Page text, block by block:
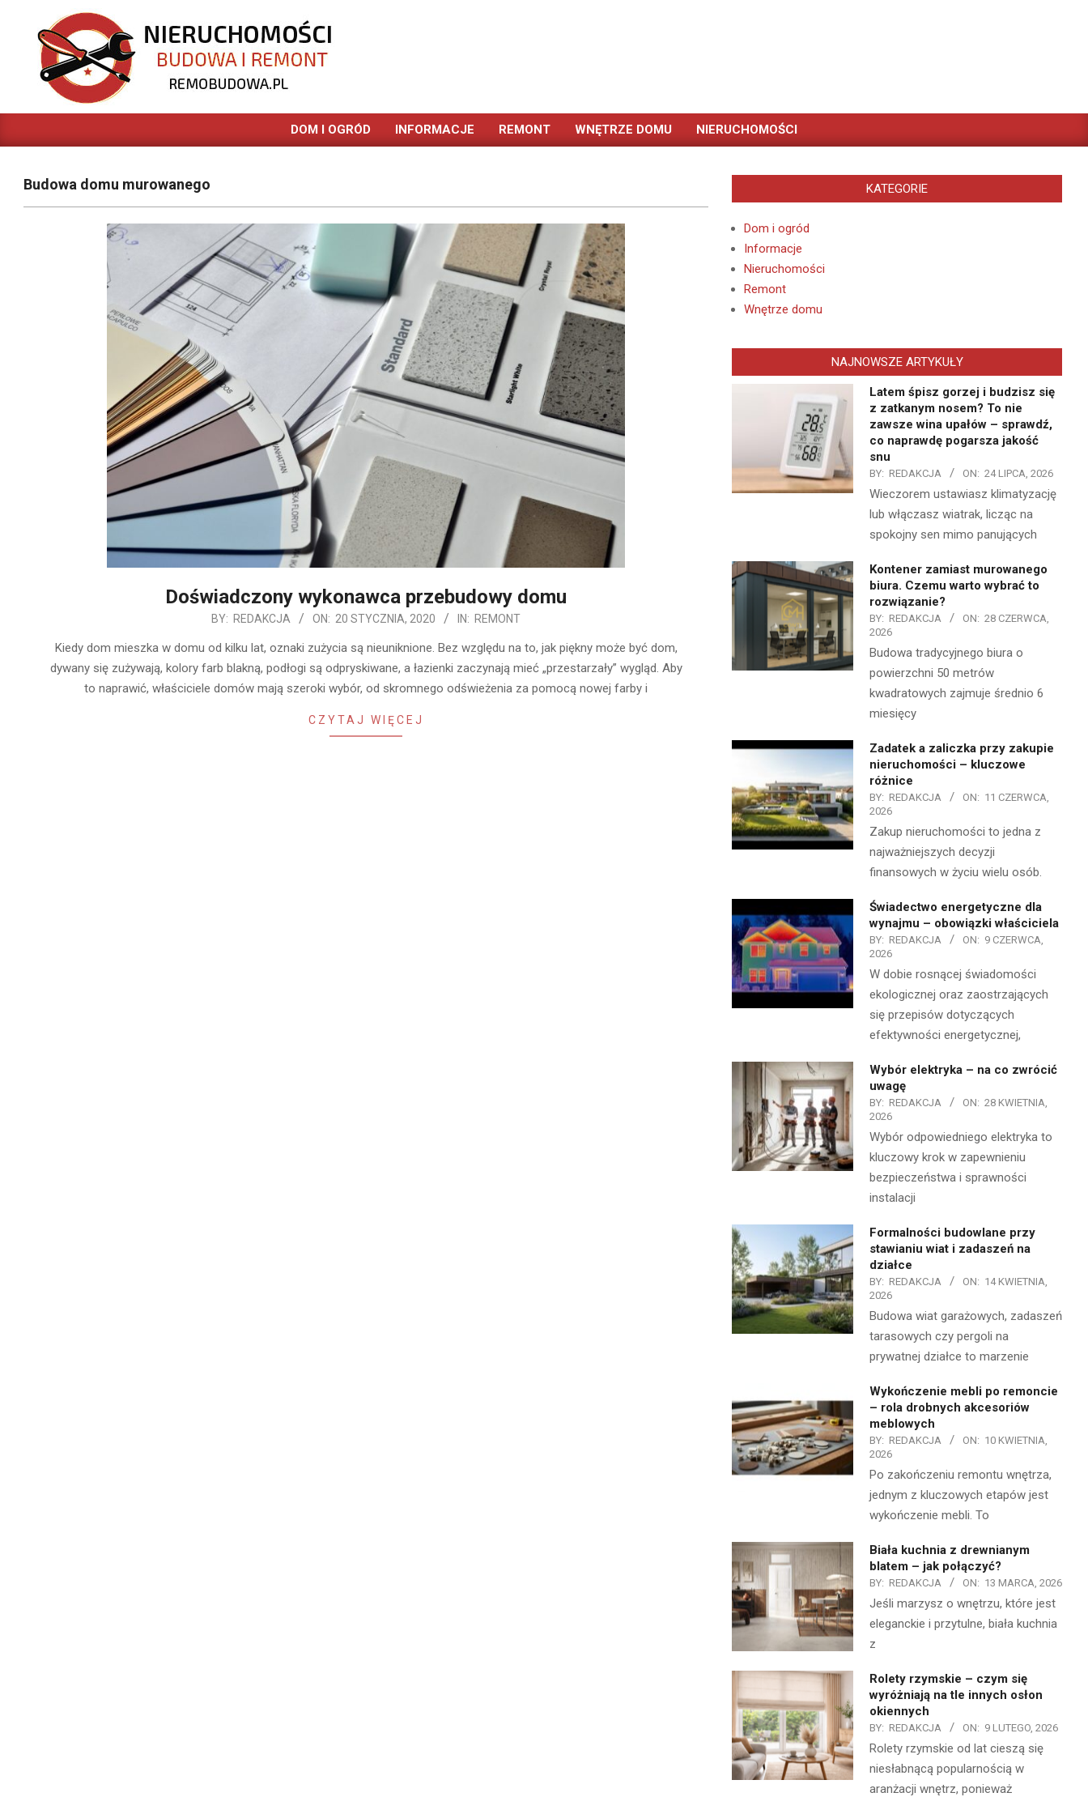
content
REMOBUDOWA.PL
Primary
DOM I OGRÓD INFORMACJE REMONT WNĘTRZE DOMU NIERUCHOMOŚCI
Budowa domu murowanego
Doświadczony wykonawca przebudowy domu
BY: REDAKCJA ON: 20 STYCZNIA, 2020 IN: REMONT
Kiedy dom mieszka w domu od kilku lat, oznaki zużycia są nieuniknione. Bez względu na to, jak piękny może być dom,
dywany się zużywają, kolory farb blakną, podłogi są odpryskiwane, a łazienki zaczynają mieć „przestarzały” wygląd. Aby
to naprawić, właściciele domów mają szeroki wybór, od skromnego odświeżenia za pomocą nowej farby i
CZYTAJ WIĘCEJ
KATEGORIE
Dom i ogród
Informacje
Nieruchomości
Remont
Wnętrze domu
NAJNOWSZE ARTYKUŁY
Latem śpisz gorzej i budzisz się
z zatkanym nosem? To nie
zawsze wina upałów – sprawdź,
co naprawdę pogarsza jakość
snu
BY: REDAKCJA ON: 24 LIPCA, 2026
Wieczorem ustawiasz klimatyzację
lub włączasz wiatrak, licząc na
spokojny sen mimo panujących
Kontener zamiast murowanego
biura. Czemu warto wybrać to
rozwiązanie?
BY: REDAKCJA ON: 28 CZERWCA,
2026
Budowa tradycyjnego biura o
powierzchni 50 metrów
kwadratowych zajmuje średnio 6
miesięcy
Zadatek a zaliczka przy zakupie
nieruchomości – kluczowe
różnice
BY: REDAKCJA ON: 11 CZERWCA,
2026
Zakup nieruchomości to jedna z
najważniejszych decyzji
finansowych w życiu wielu osób.
Świadectwo energetyczne dla
wynajmu – obowiązki właściciela
BY: REDAKCJA ON: 9 CZERWCA,
2026
W dobie rosnącej świadomości
ekologicznej oraz zaostrzających
się przepisów dotyczących
efektywności energetycznej,
Wybór elektryka – na co zwrócić
uwagę
BY: REDAKCJA ON: 28 KWIETNIA,
2026
Wybór odpowiedniego elektryka to
kluczowy krok w zapewnieniu
bezpieczeństwa i sprawności
instalacji
Formalności budowlane przy
stawianiu wiat i zadaszeń na
działce
BY: REDAKCJA ON: 14 KWIETNIA,
2026
Budowa wiat garażowych, zadaszeń
tarasowych czy pergoli na
prywatnej działce to marzenie
Wykończenie mebli po remoncie
– rola drobnych akcesoriów
meblowych
BY: REDAKCJA ON: 10 KWIETNIA,
2026
Po zakończeniu remontu wnętrza,
jednym z kluczowych etapów jest
wykończenie mebli. To
Biała kuchnia z drewnianym
blatem – jak połączyć?
BY: REDAKCJA ON: 13 MARCA, 2026
Jeśli marzysz o wnętrzu, które jest
eleganckie i przytulne, biała kuchnia
z
Rolety rzymskie – czym się
wyróżniają na tle innych osłon
okiennych
BY: REDAKCJA ON: 9 LUTEGO, 2026
Rolety rzymskie od lat cieszą się
niesłabnącą popularnością w
aranżacji wnętrz, ponieważ